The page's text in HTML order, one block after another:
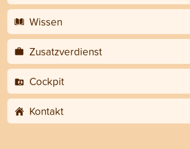
Wissen
Zusatzverdienst
Cockpit
Kontakt